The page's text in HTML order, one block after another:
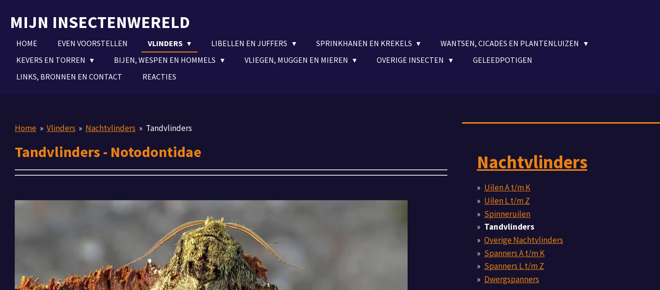
direct
hoofdinhoud
MIJN INSECTENWERELD
HOME EVEN VOORSTELLEN VLINDERS LIBELLEN EN JUFFERS SPRINKHANEN EN KREKELS
WANTSEN, CICADES EN PLANTENLUIZEN
KEVERS EN TORREN
BIJEN, WESPEN EN HOMMELS VLIEGEN, MUGGEN EN MIEREN OVERIGE INSECTEN
GELEEDPOTIGEN
LINKS, BRONNEN EN CONTACT
REACTIES
Home » Vlinders » Nachtvlinders » Tandvlinders
Tandvlinders - Notodontidae Nachtvlinders
Uilen A t/m K
Uilen L t/m Z
Spinneruilen
Tandvlinders
Overige Nachtvlinders
Spanners A t/m K
Spanners L t/m Z
Dwergspanners